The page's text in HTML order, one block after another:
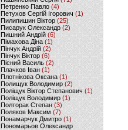
Петренко Павло (4)
Петухов Сергій Ігорович (1)
Пилипишин Віктор(25)
Писарук Олександр(2)
Пишний Андрій (6)
Пімахова Діна(1)
Пінчук Андрій(2)
Пінчук Віктор (6)
Пісний Василь (2)
Плачков Іван(1)
Плотнікова Оксана (1)
Полищук Володимир(2)
Поліщук Віктор Степанович(1)
Поліщук Володимир (1)
Полторак Степан(3)
Поляков Максим (7)
Понамарчук Дмитро (1)
Пономарьов Олександр